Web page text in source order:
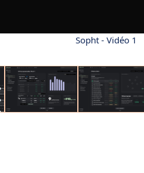
Sopht - Vidéo 1